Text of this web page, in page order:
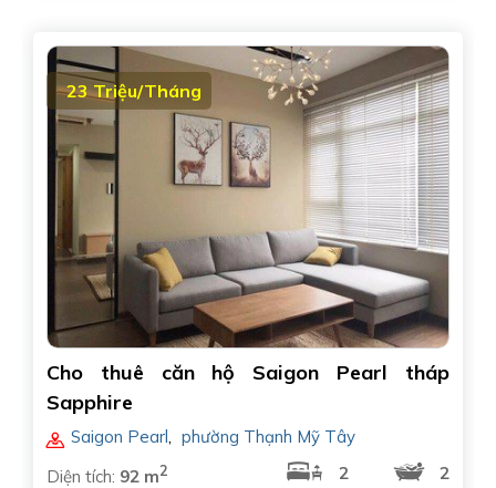
23 Triệu/Tháng
Cho thuê căn hộ Saigon Pearl tháp
Sapphire
Saigon Pearl
phường Thạnh Mỹ Tây
Diện tích: 92 m2 2
2